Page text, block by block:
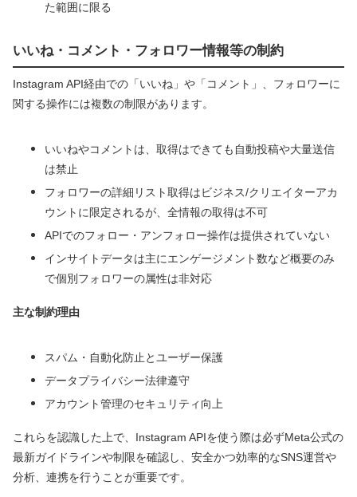
た範囲に限る
いいね・コメント・フォロワー情報等の制約
Instagram API経由での「いいね」や「コメント」、フォロワーに
関する操作には複数の制限があります。
いいねやコメントは、取得はできても自動投稿や大量送信
は禁止
フォロワーの詳細リスト取得はビジネス/クリエイターアカ
ウントに限定されるが、全情報の取得は不可
APIでのフォロー・アンフォロー操作は提供されていない
インサイトデータは主にエンゲージメント数など概要のみ
で個別フォロワーの属性は非対応
主な制約理由
スパム・自動化防止とユーザー保護
データプライバシー法律遵守
アカウント管理のセキュリティ向上
これらを認識した上で、Instagram APIを使う際は必ずMeta公式の
最新ガイドラインや制限を確認し、安全かつ効率的なSNS運営や
分析、連携を行うことが重要です。